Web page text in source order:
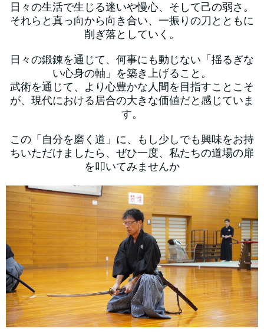
日々の生活で生じる迷いや慢心、そして己の弱さ。
それらと真っ向から向き合い、一振りの刀とともに
削ぎ落としていく。
日々の鍛錬を通じて、何事にも動じない「揺るぎな
い心身の軸」を築き上げること。
武術を通じて、より心豊かな人間を目指すことこそ
が、現代における居合の大きな価値だと感じていま
す。
この「自分を磨く道」に、もし少しでも興味をお持
ちいただけましたら、ぜひ一度、私たちの道場の扉
を叩いてみませんか